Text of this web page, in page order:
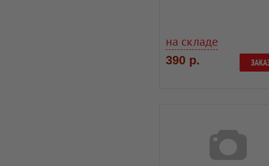
на складе
390 р.